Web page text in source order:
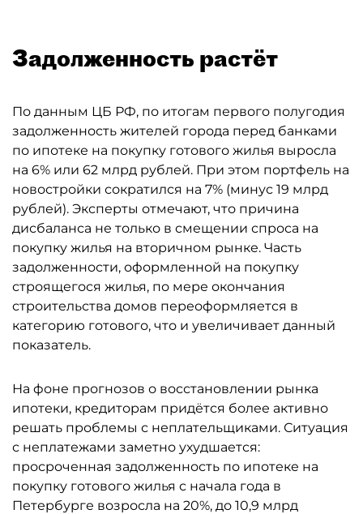
Задолженность растёт
По данным ЦБ РФ, по итогам первого полугодия
задолженность жителей города перед банками
по ипотеке на покупку готового жилья выросла
на 6% или 62 млрд рублей. При этом портфель на
новостройки сократился на 7% (минус 19 млрд
рублей). Эксперты отмечают, что причина
дисбаланса не только в смещении спроса на
покупку жилья на вторичном рынке. Часть
задолженности, оформленной на покупку
строящегося жилья, по мере окончания
строительства домов переоформляется в
категорию готового, что и увеличивает данный
показатель.
На фоне прогнозов о восстановлении рынка
ипотеки, кредиторам придётся более активно
решать проблемы с неплательщиками. Ситуация
с неплатежами заметно ухудшается:
просроченная задолженность по ипотеке на
покупку готового жилья с начала года в
Петербурге возросла на 20%, до 10,9 млрд